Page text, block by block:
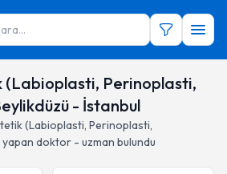
(Labioplasti, Perinoplasti,
- İstanbul
(Labioplasti, Perinoplasti,
doktor - uzman bulundu